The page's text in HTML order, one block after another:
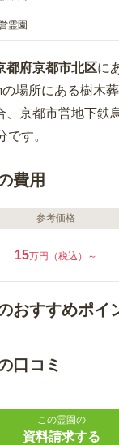
霊園
都府京都市北区に
の場所にある樹木葬
、京都市営地下鉄
です。
費用
参考価格
15万円（税込）～
おすすめポイ
の永代供養
口コミ
この霊園の
資料請求する